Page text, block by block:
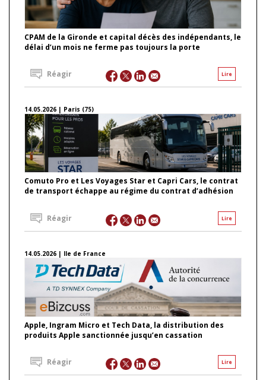
CPAM de la Gironde et capital décès des indépendants, le
délai d’un mois ne ferme pas toujours la porte
Lire
Réagir
14.05.2026 | Paris (75)
Comuto Pro et Les Voyages Star et Capri Cars, le contrat
de transport échappe au régime du contrat d’adhésion
Lire
Réagir
14.05.2026 | Ile de France
Apple, Ingram Micro et Tech Data, la distribution des
produits Apple sanctionnée jusqu’en cassation
Lire
Réagir